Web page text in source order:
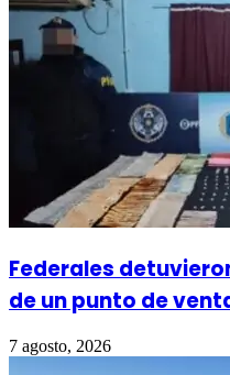
Federales
de un punto de
7 agosto, 2026